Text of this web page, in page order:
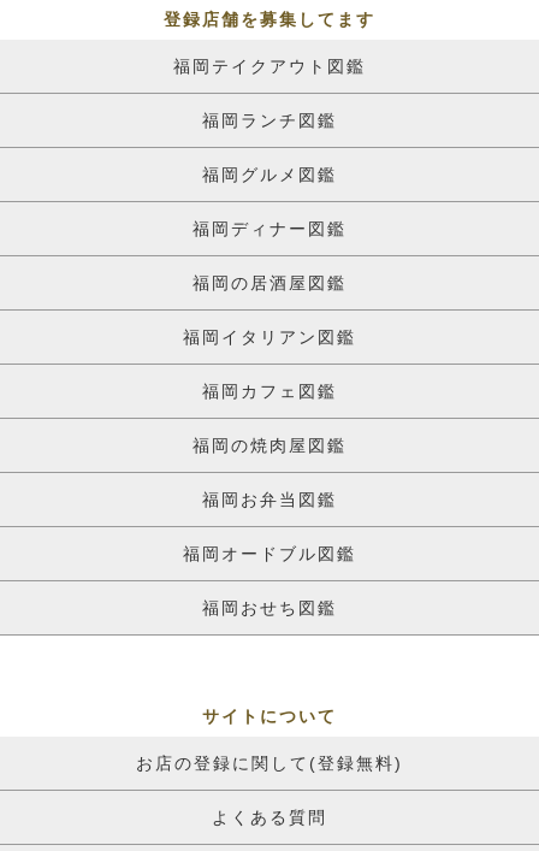
登録店舗を募集してます
福岡テイクアウト図鑑
福岡ランチ図鑑
福岡グルメ図鑑
福岡ディナー図鑑
福岡の居酒屋図鑑
福岡イタリアン図鑑
福岡カフェ図鑑
福岡の焼肉屋図鑑
福岡お弁当図鑑
福岡オードブル図鑑
福岡おせち図鑑
サイトについて
お店の登録に関して(登録無料)
よくある質問